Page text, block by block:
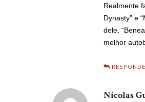
Realmente
Dynasty” e
dele,
melhor
Nícolas